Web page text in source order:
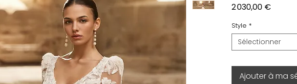
2 030,00 €
Style *
Sélectionner
Ajouter à ma